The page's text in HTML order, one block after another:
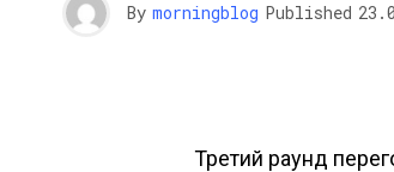
By morningblog Published
Третий раунд